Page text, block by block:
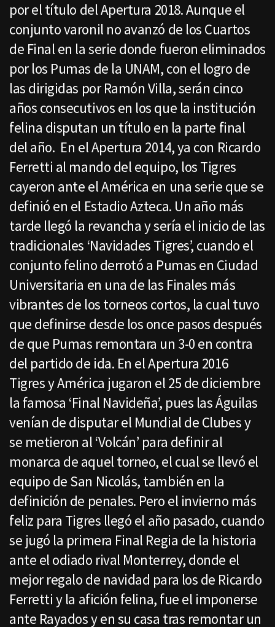
por el título del Apertura 2018. Aunque el
conjunto varonil no avanzó de los Cuartos
de Final en la serie donde fueron eliminados
por los Pumas de la UNAM, con el logro de
las dirigidas por Ramón Villa, serán cinco
años consecutivos en los que la institución
felina disputan un título en la parte final
del año. En el Apertura 2014, ya con Ricardo
Ferretti al mando del equipo, los Tigres
cayeron ante el América en una serie que se
definió en el Estadio Azteca. Un año más
tarde llegó la revancha y sería el inicio de las
tradicionales ‘Navidades Tigres’, cuando el
conjunto felino derrotó a Pumas en Ciudad
Universitaria en una de las Finales más
vibrantes de los torneos cortos, la cual tuvo
que definirse desde los once pasos después
de que Pumas remontara un 3-0 en contra
del partido de ida. En el Apertura 2016
Tigres y América jugaron el 25 de diciembre
la famosa ‘Final Navideña’, pues las Águilas
venían de disputar el Mundial de Clubes y
se metieron al ‘Volcán’ para definir al
monarca de aquel torneo, el cual se llevó el
equipo de San Nicolás, también en la
definición de penales. Pero el invierno más
feliz para Tigres llegó el año pasado, cuando
se jugó la primera Final Regia de la historia
ante el odiado rival Monterrey, donde el
mejor regalo de navidad para los de Ricardo
Ferretti y la afición felina, fue el imponerse
ante Rayados y en su casa tras remontar un